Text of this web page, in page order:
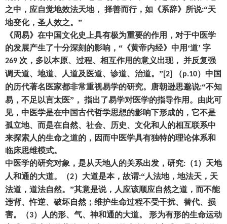
之中 ， 应自觉地效法天地， 择善而行， 如《系辞》所说:“天
地变化， 圣人效之。 ”
《周易》在中国文化史上具有极为重要的作用 ， 对于中医学
的发展产生了十分深刻的影响 ， “《黄帝内经》中用 ‘道’ 字
269 次 ， 多以本原、过程、相互作用的意义出现， 并反复强
调天道、地道、人道及医道、诊道、治道。 ” [2] （p.10） 中国
的历代著名医家都非常重视易学的研究。唐朝逊思邈说:“不知
易 ， 不足以言太医” ， 指出了易学对医学的指导作用。由此可
见， 中医学是在中国古代哲学思想的影响下形成的 ， 它不是
孤立地、而是在自然、社会、历史、文化和人的相互联系中
来探索人的生命之道的 ， 因而中医学具有独特的理论体系和
临床思维模式。
中医学的研究对象 ， 是从天地人的关系出发 ， 研究: （1） 天地
人和通的大道。
（2） 大道是本， 故谓:“人法地， 地法天 ， 天
法道 ， 道法自然。 ”其意是说， 人应该顺应自然之道 ， 而不能
违背、忤逆、破坏自然 ； 维护生命过程不受干扰、替代、损
害。
（3） 人的形、气、神和通的大道。
形为有形的生命运动